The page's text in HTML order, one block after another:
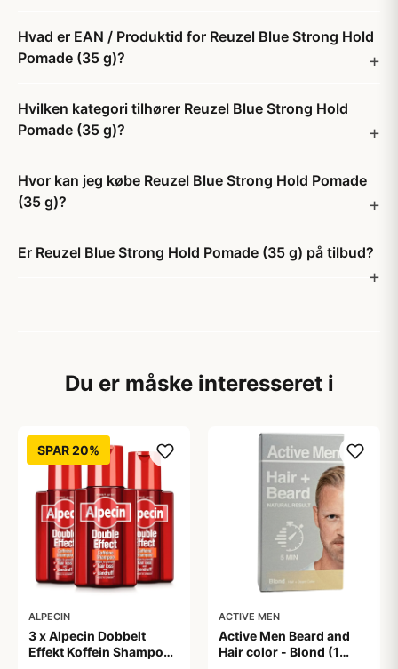
Hvad er EAN / Produktid for Reuzel Blue Strong Hold
Pomade (35 g)?
Hvilken kategori tilhører Reuzel Blue Strong Hold
Pomade (35 g)?
Hvor kan jeg købe Reuzel Blue Strong Hold Pomade
(35 g)?
Er Reuzel Blue Strong Hold Pomade (35 g) på tilbud?
Du er måske interesseret i
SPAR 20%
ALPECIN
3 x Alpecin Dobbelt
Effekt Koffein Shampoo
ACTIVE MEN
Active Men Beard and
Hair color - Blond (1